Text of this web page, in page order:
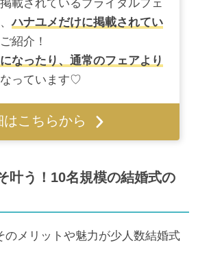
載されているブライダルフェ
ハナユメだけに掲載されてい
紹介！
なったり、通常のフェアより
なっています♡
はこちらから
叶う！10名規模の結婚式の
のメリットや魅力が少人数結婚式